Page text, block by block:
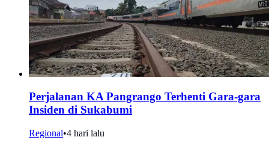
Perjalanan KA Pangrango Terhenti Gara-gara
Insiden di Sukabumi
Regional•4 hari lalu